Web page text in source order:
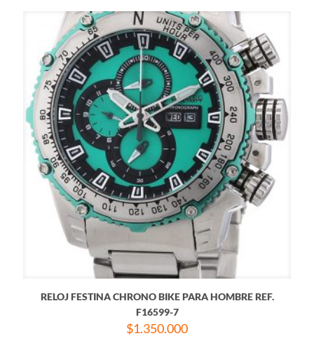
RELOJ FESTINA CHRONO BIKE PARA HOMBRE REF.
F16599-7
$1.350.000